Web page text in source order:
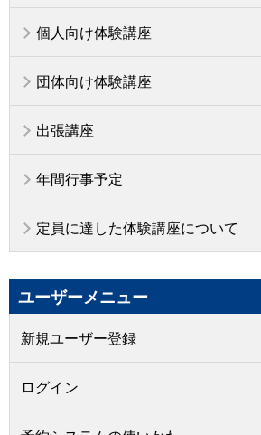
個人向け体験講座
団体向け体験講座
出張講座
年間行事予定
定員に達した体験講座について
ユーザーメニュー
新規ユーザー登録
ログイン